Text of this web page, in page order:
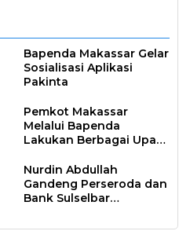
Bapenda Makassar Gelar
Sosialisasi Aplikasi
Pakinta
Pemkot Makassar
Melalui Bapenda
Lakukan Berbagai Upaya
Pajak Demi Target PAD
Nurdin Abdullah
Gandeng Perseroda dan
Bank Sulselbar